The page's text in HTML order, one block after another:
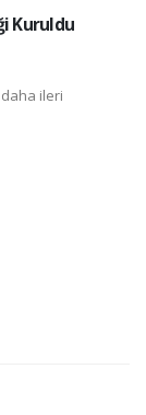
Kuruldu
ileri